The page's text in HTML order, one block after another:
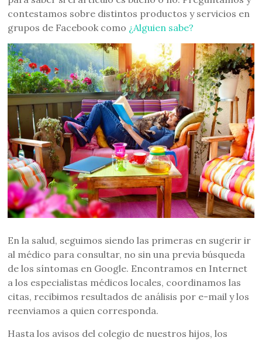
contestamos sobre distintos productos y servicios en
grupos de Facebook como ¿Alguien sabe?
En la salud, seguimos siendo las primeras en sugerir ir
al médico para consultar, no sin una previa búsqueda
de los síntomas en Google. Encontramos en Internet
a los especialistas médicos locales, coordinamos las
citas, recibimos resultados de análisis por e-mail y los
reenviamos a quien corresponda.
Hasta los avisos del colegio de nuestros hijos, los